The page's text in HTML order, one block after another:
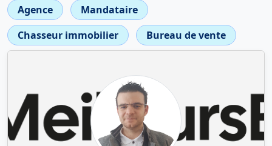
Agence
Mandataire
Chasseur immobilier
Bureau de vente